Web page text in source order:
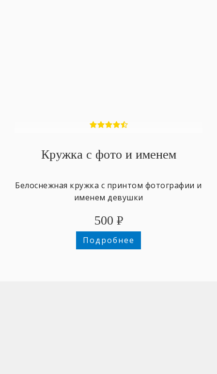
Кружка с фото и именем
Белоснежная кружка с принтом фотографии и
именем девушки
500 ₽
Подробнее